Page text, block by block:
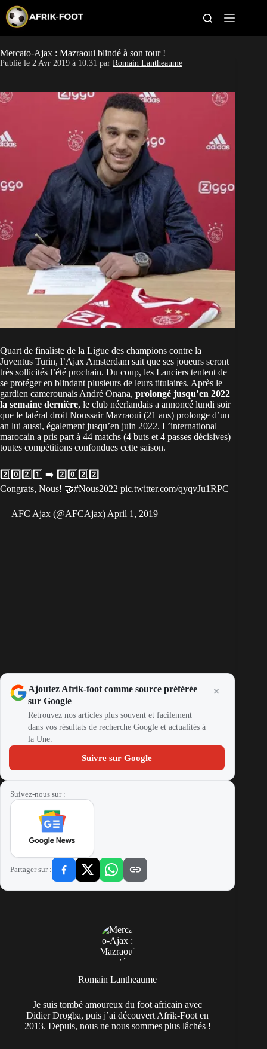
p
t
o
c
n
t
t
CAN féminine
Pays
Clubs
Classement
Paris sportifs
Mercato-Ajax : Mazraoui blindé à son tour !
Publié le 2 Avr 2019 à 10:31 par Romain Lantheaume
Quart de finaliste de la Ligue des champions contre la
Juventus Turin, l’Ajax Amsterdam sait que ses joueurs seront
très sollicités l’été prochain. Du coup, les Lanciers tentent de
se protéger en blindant plusieurs de leurs titulaires. Après le
gardien camerounais André Onana, prolongé jusqu’en 2022
la semaine dernière, le club néerlandais a annoncé lundi soir
que le latéral droit Noussair Mazraoui (21 ans) prolonge d’un
an lui aussi, également jusqu’en juin 2022. L’international
marocain a pris part à 44 matchs (4 buts et 4 passes décisives)
toutes compétitions confondues cette saison.
2️⃣0️⃣2️⃣1️⃣ ➡️ 2️⃣0️⃣2️⃣2️⃣
Congrats, Nous! 🤝#Nous2022 pic.twitter.com/qyqvJu1RPC
— AFC Ajax (@AFCAjax) April 1, 2019
Ajoutez Afrik-foot comme source préférée
sur Google
Retrouvez nos articles plus souvent et facilement
dans vos résultats de recherche Google et actualités à
la Une.
Suivre sur Google
Suivez-nous sur :
Partager sur :
Romain Lantheaume
Je suis tombé amoureux du foot africain avec
Didier Drogba, puis j’ai découvert Afrik-Foot en
2013. Depuis, nous ne nous sommes plus lâchés !